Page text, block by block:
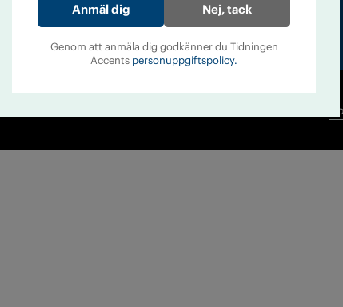
In English
Nej, tack
Genom att anmäla dig godkänner du Tidningen
Accents personuppgiftspolicy.